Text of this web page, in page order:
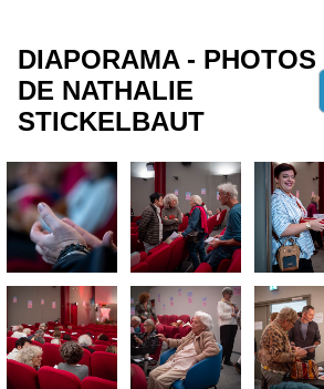
DIAPORAMA - PHOTOS
DE NATHALIE
STICKELBAUT